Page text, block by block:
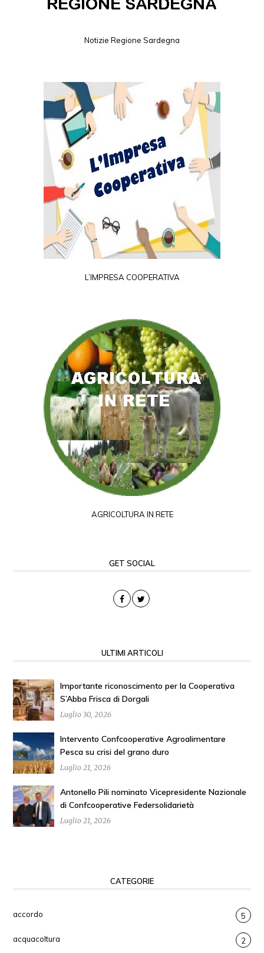
Notizie Regione Sardegna
L’IMPRESA COOPERATIVA
AGRICOLTURA IN RETE
GET SOCIAL
ULTIMI ARTICOLI
Importante riconoscimento per la Cooperativa
S’Abba Frisca di Dorgali
Luglio 30, 2026
Intervento Confcooperative Agroalimentare
Pesca su crisi del grano duro
Luglio 21, 2026
Antonello Pili nominato Vicepresidente Nazionale
di Confcooperative Federsolidarietà
Luglio 21, 2026
CATEGORIE
accordo 5
acquacoltura 2